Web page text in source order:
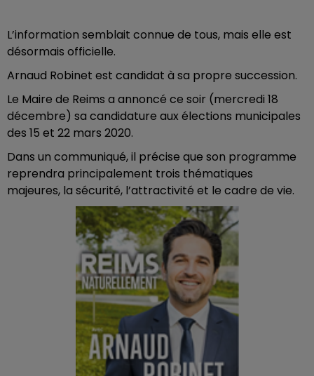
L’information semblait connue de tous, mais elle est
désormais officielle.
Arnaud Robinet est candidat à sa propre succession.
Le Maire de Reims a annoncé ce soir (mercredi 18
décembre) sa candidature aux élections municipales
des 15 et 22 mars 2020.
Dans un communiqué, il précise que son programme
reprendra principalement trois thématiques
majeures, la sécurité, l’attractivité et le cadre de vie.